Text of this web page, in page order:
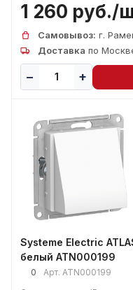
1 260 руб./
Самовывоз: г.
Доставка по
Systeme Electric
белый ATN000199
0 Арт. ATN000199